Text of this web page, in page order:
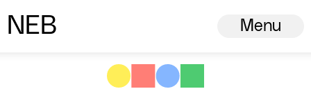
N ew
European
B Menu